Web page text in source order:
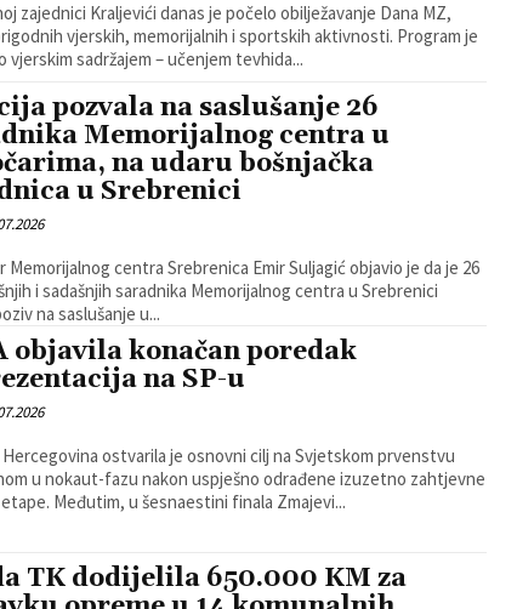
zajednici Kraljevići danas je počelo obilježavanje Dana MZ,
vjerskih, memorijalnih i sportskih aktivnosti. Program je
vjerskim sadržajem – učenjem tevhida...
pozvala na saslušanje 26
Memorijalnog centra u
na udaru bošnjačka
u Srebrenici
Memorijalnog centra Srebrenica Emir Suljagić objavio je da je 26
i sadašnjih saradnika Memorijalnog centra u Srebrenici
na saslušanje u...
objavila konačan poredak
na SP-u
ostvarila je osnovni cilj na Svjetskom prvenstvu
u nokaut-fazu nakon uspješno odrađene izuzetno zahtjevne
grupne etape. Međutim, u šesnaestini finala Zmajevi...
TK dodijelila 650.000 KM za